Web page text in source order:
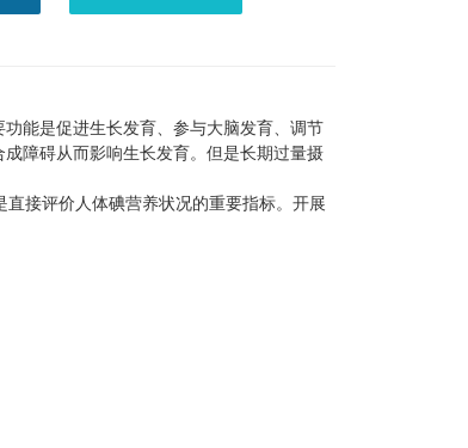
能是促进生长发育、参与大脑发育、调节
障碍从而影响生长发育。但是长期过量摄
接评价人体碘营养状况的重要指标。开展